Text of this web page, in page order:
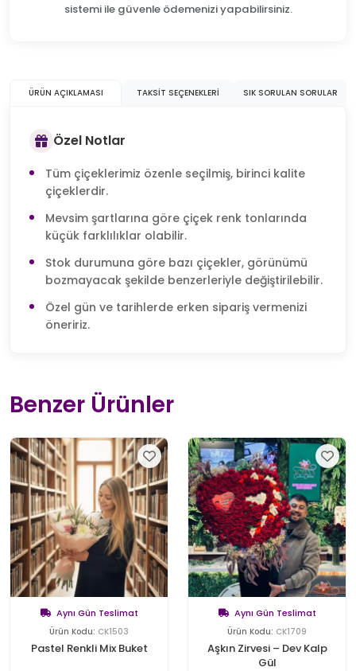
sistemi ile güvenle ödemenizi yapabilirsiniz.
ÜRÜN AÇIKLAMASI TAKSIT SEÇENEKLERI SIK SORULAN SORULAR
Özel Notlar
Tüm çiçeklerimiz özenle seçilmiş, birinci kalite
çiçeklerdir.
Mevsim şartlarına göre çiçek renk tonlarında
küçük farklılıklar olabilir.
Stok durumuna göre bazı çiçekler, görünümü
bozmayacak şekilde benzerleriyle değiştirilebilir.
Özel gün ve tarihlerde erken sipariş vermenizi
öneririz.
Benzer Ürünler
Aynı Gün Teslimat
Ürün Kodu: CK1503
Pastel Renkli Mix Buket
Aynı Gün Teslimat
Ürün Kodu: CK1709
Aşkın Zirvesi – Dev Kalp
Gül